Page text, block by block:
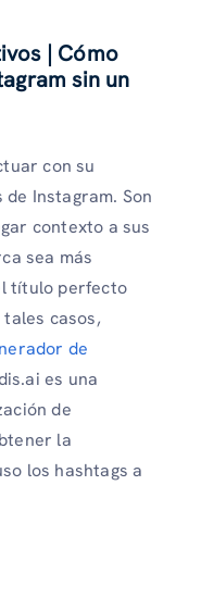
| Cómo
sin un
con su
Instagram. Son
contexto a sus
sea más
título perfecto
casos,
de
es una
de
la
los hashtags a